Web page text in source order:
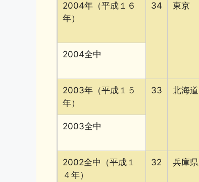
2004年（平成１６
年）
34 東京
2004全中
2003年（平成１５
年）
33 北海道
2003全中
2002全中（平成１
４年）
32 兵庫県